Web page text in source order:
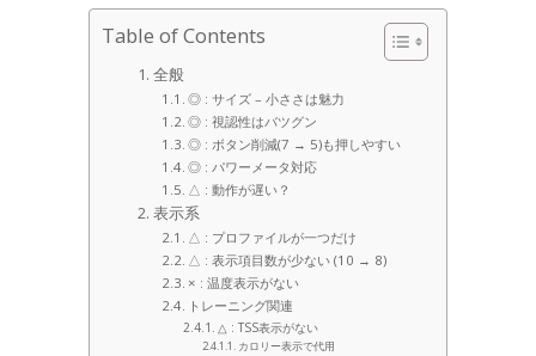
Table of Contents
全般
◎ : サイズ – 小ささは魅力
◎ : 視認性はバツグン
◎ : ボタン削減(7 → 5)も押しやすい
◎ : パワーメータ対応
△ : 動作が遅い？
表示系
△ : プロファイルが一つだけ
△ : 表示項目数が少ない (10 → 8)
× : 温度表示がない
トレーニング関連
△ : TSS表示がない
カロリー表示で代用